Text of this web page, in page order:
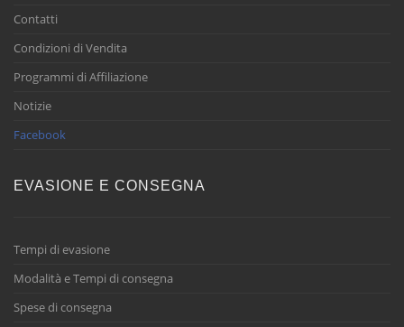
Contatti
Condizioni di Vendita
Programmi di Affiliazione
Notizie
Facebook
EVASIONE E CONSEGNA
Tempi di evasione
Modalità e Tempi di consegna
Spese di consegna